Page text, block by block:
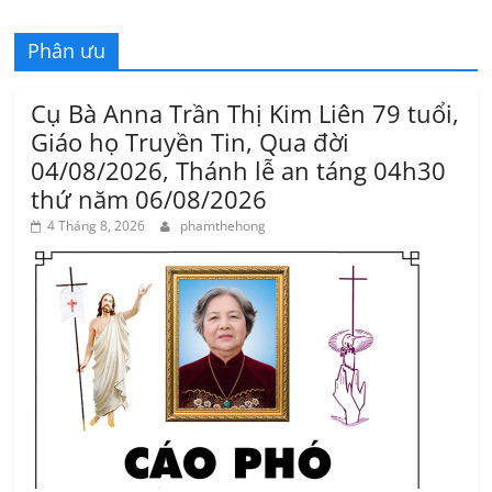
Phân ưu
Cụ Bà Anna Trần Thị Kim Liên 79 tuổi,
Giáo họ Truyền Tin, Qua đời
04/08/2026, Thánh lễ an táng 04h30
thứ năm 06/08/2026
4 Tháng 8, 2026 phamthehong